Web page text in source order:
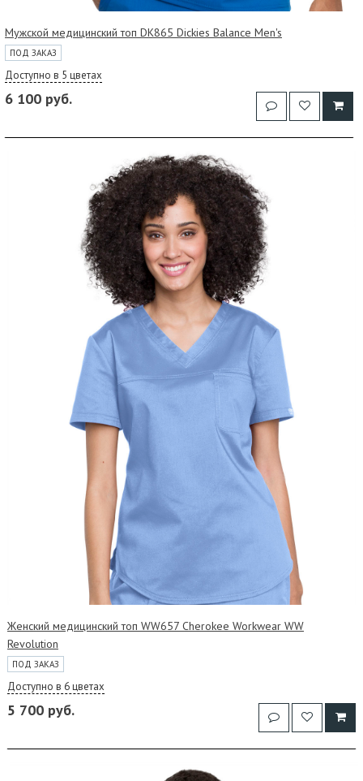
Мужской медицинский топ DK865 Dickies Balance Men's
ПОД ЗАКАЗ
Доступно в 5 цветах
6 100 руб.
Женский медицинский топ WW657 Cherokee Workwear WW
Revolution
ПОД ЗАКАЗ
Доступно в 6 цветах
5 700 руб.